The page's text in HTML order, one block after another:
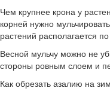
Чем крупнее крона у
корней нужно
растений располагается
Весной мульчу можно не
стороны ровным слоем и
Как обрезать азалию на